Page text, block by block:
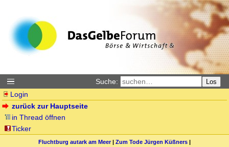
Suche: Los
Login
zurück zur Hauptseite
in Thread öffnen
Ticker
Fluchtburg autark am Meer| Zum Tode Jürgen Küßners |